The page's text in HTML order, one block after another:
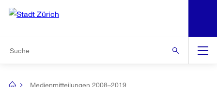
Navigation
Medienmitteilungen 2008–2019